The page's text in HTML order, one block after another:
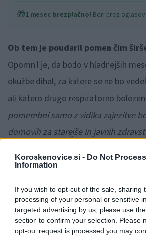
Koroskenovice.si - Do Not
Information
If you wish to opt-out of the sale, sharing
processing of your personal or sensitive
targeted advertising by us, please use
section to confirm your selection. Please
opt-out request is processed you may
🎁1 mesec brezplačno! Beri brez oglasov
Ob tem je poudaril pomen čim
Opomnil je, da bodo v hladnejših
okužbe dihal, za katere se ne bo
ali katero drugo respiratorno bolezen.
pomembni samo z vidika zajezitve
domovih za starejše in javnih
zdaj še smatrajo za obvladljivo. "Še
ko aktivno iščemo vse kontakte in
testirano, če je ocenjeno, da gre za